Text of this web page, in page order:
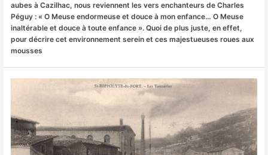
aubes à Cazilhac, nous reviennent les vers enchanteurs de Charles
Péguy : « O Meuse endormeuse et douce à mon enfance… O Meuse
inaltérable et douce à toute enfance ». Quoi de plus juste, en effet,
pour décrire cet environnement serein et ces majestueuses roues aux
mousses